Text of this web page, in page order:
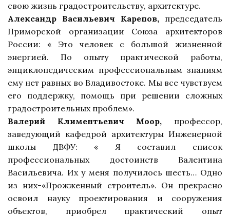
свою жизнь градостроительству, архитектуре.
Александр Васильевич Карепов, председатель
Приморской организации Союза архитекторов
России: « Это человек с большой жизненной
энергией. По опыту практической работы,
энциклопедическим профессиональным знаниям
ему нет равных во Владивостоке. Мы все чувствуем
его поддержку, помощь при решении сложных
градостроительных проблем».
Валерий Климентьевич Моор, профессор,
заведующий кафедрой архитектуры Инженерной
школы ДВФУ: « Я составил список
профессиональных достоинств Валентина
Васильевича. Их у меня получилось шесть… Одно
из них-«Прожженный строитель». Он прекрасно
освоил науку проектирования и сооружения
объектов, приобрел практический опыт